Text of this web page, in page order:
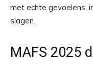
met echte gevoelens,
slagen.
MAFS 2025